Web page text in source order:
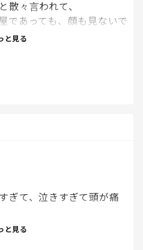
散々言われて、
であっても、顔も見ないで
ゃない！」って
と見る
ぎて、泣きすぎて頭が痛
屋にはいってきて
と見る